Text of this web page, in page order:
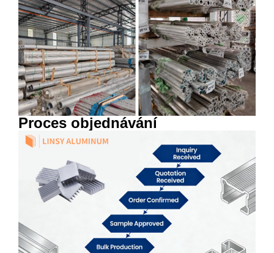
Proces objednávání